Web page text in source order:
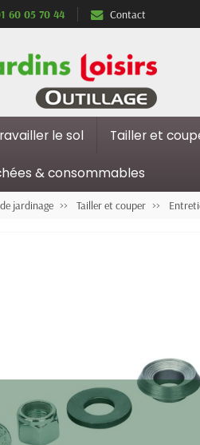
60 05 70 44 Contact
le sol Tailler et
& consommables
jardinage Tailler et couper